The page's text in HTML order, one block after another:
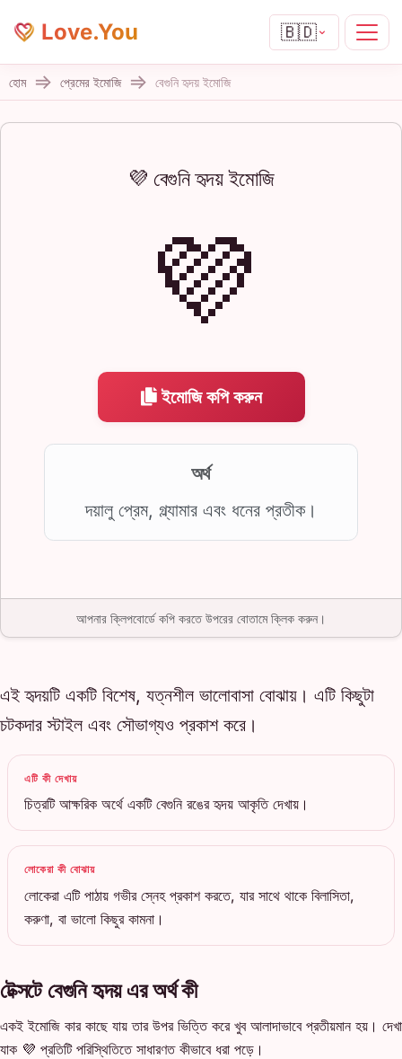
Love.You 🇧🇩
হোম প্রেমের ইমোজি বেগুনি হৃদয় ইমোজি
💜 বেগুনি হৃদয় ইমোজি
💜
ইমোজি কপি করুন
অর্থ
দয়ালু প্রেম, গ্ল্যামার এবং ধনের প্রতীক।
আপনার ক্লিপবোর্ডে কপি করতে উপরের বোতামে ক্লিক করুন।
এই হৃদয়টি একটি বিশেষ, যত্নশীল ভালোবাসা বোঝায়। এটি কিছুটা
চটকদার স্টাইল এবং সৌভাগ্যও প্রকাশ করে।
এটি কী দেখায়
চিত্রটি আক্ষরিক অর্থে একটি বেগুনি রঙের হৃদয় আকৃতি দেখায়।
লোকেরা কী বোঝায়
লোকেরা এটি পাঠায় গভীর স্নেহ প্রকাশ করতে, যার সাথে থাকে বিলাসিতা,
করুণা, বা ভালো কিছুর কামনা।
টেক্সটে বেগুনি হৃদয় এর অর্থ কী
একই ইমোজি কার কাছে যায় তার উপর ভিত্তি করে খুব আলাদাভাবে প্রতীয়মান হয়। দেখা
যাক 💜 প্রতিটি পরিস্থিতিতে সাধারণত কীভাবে ধরা পড়ে।